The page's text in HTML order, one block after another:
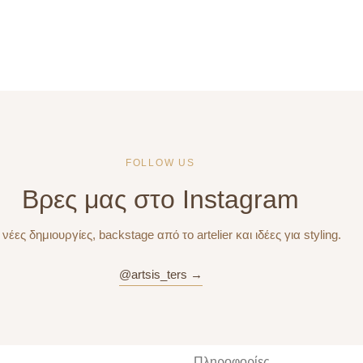
FOLLOW US
Βρες μας στο Instagram
δημιουργίες, backstage από το artelier και ιδέες για styling.
@artsis_ters →